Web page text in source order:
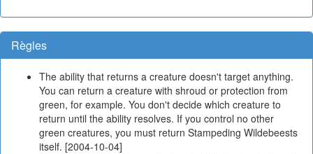
Règles
The ability that returns a creature doesn't target anything.
You can return a creature with shroud or protection from
green, for example. You don't decide which creature to
return until the ability resolves. If you control no other
green creatures, you must return Stampeding Wildebeests
itself. [2004-10-04]